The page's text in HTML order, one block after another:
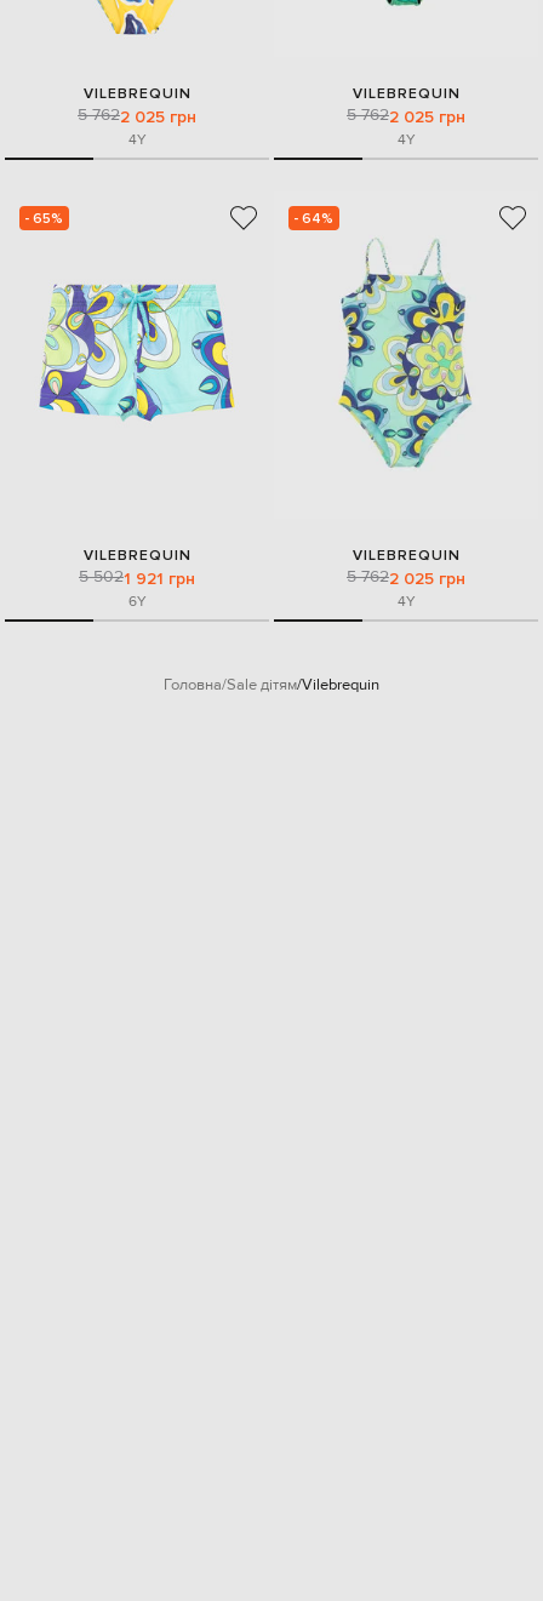
VILEBREQUIN
5 7622 025 грн
4Y
VILEBREQUIN
5 7622 025 грн
4Y
- 65%
VILEBREQUIN
5 5021 921 грн
6Y
- 64%
VILEBREQUIN
5 7622 025 грн
4Y
Головна Sale дітям Vilebrequin